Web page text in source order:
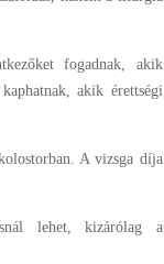
fogadnak, akik
akik érettségi
A vizsga díja
lehet, kizárólag a